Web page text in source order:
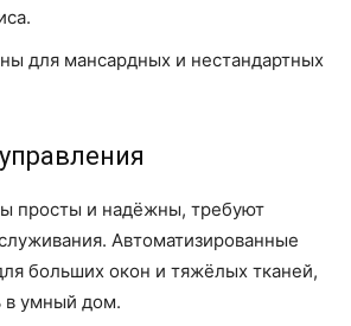
для мансардных и нестандартных
просты и надёжны, требуют
Автоматизированные
больших окон и тяжёлых тканей,
в умный дом.